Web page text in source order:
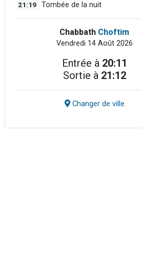
21:19 Tombée de la nuit
Chabbath Choftim
Vendredi 14 Août 2026
Entrée à 20:11
Sortie à 21:12
Changer de ville